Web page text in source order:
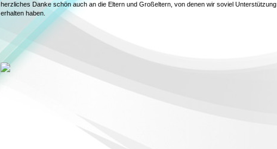
herzliches Danke schön auch an die Eltern und Großeltern, von denen wir soviel Unterstützung
erhalten haben.